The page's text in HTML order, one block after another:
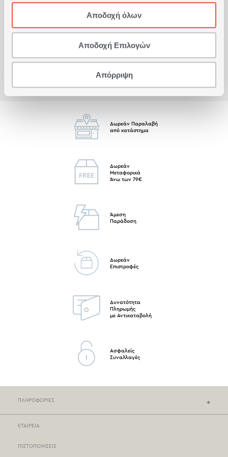
Αποδοχή όλων
Αποδοχή Επιλογών
Απόρριψη
Δωρεάν Παραλαβή
από κατάστημα
Δωρεάν
Μεταφορικά
Άνω των 79€
Άμεση
Παράδοση
Δωρεάν
Επιστροφές
Δυνατότητα
Πληρωμής
με Αντικαταβολή
Ασφαλείς
Συναλλαγές
ΠΛΗΡΟΦΟΡΙΕΣ
ΕΤΑΙΡΕΙΑ
ΠΙΣΤΟΠΟΙΗΣΕΙΣ